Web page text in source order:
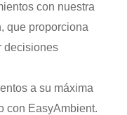
con nuestra
que proporciona
decisiones
a su máxima
con EasyAmbient.